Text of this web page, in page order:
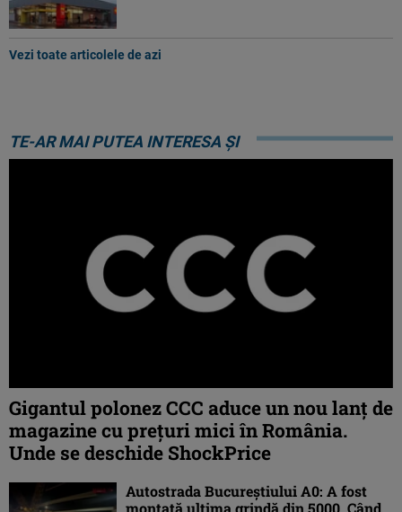
Vezi toate articolele de azi
TE-AR MAI PUTEA INTERESA ȘI
Gigantul polonez CCC aduce un nou lanț de
magazine cu prețuri mici în România.
Unde se deschide ShockPrice
Autostrada Bucureștiului A0: A fost
montată ultima grindă din 5000. Când